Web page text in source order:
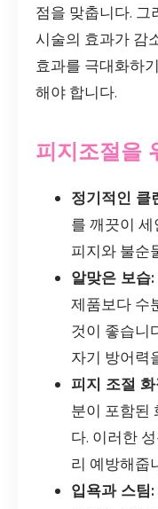
점을 맞춥니다.
시술의 효과가 감
효과를 극대화하
해야 합니다.
피지조절을
정기적인 클
를 깨끗이
피지와 불순
알맞은 보습:
제품보다 수
것이 좋습니
자기 방어력
피지 조절
분이 포함된
다. 이러한
리 예방해줍
입욕과 스팀: